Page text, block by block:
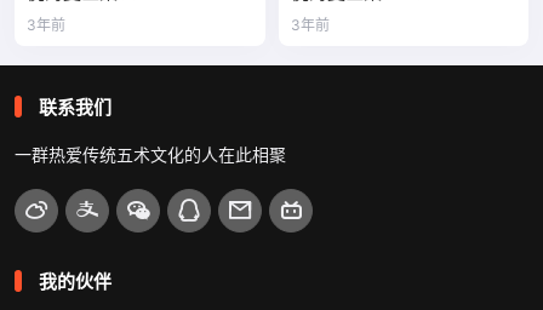
3年前 3年前
联系我们
一群热爱传统五术文化的人在此相聚
我的伙伴